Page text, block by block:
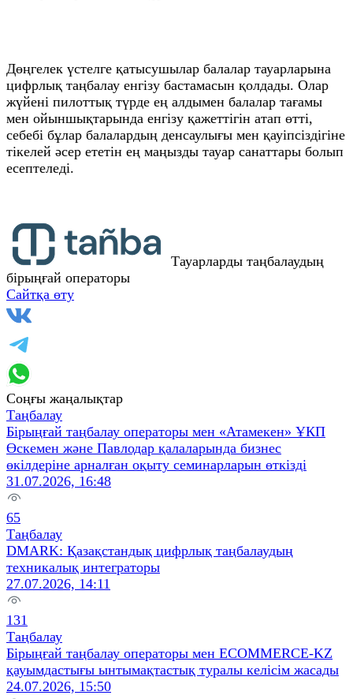
Дөңгелек үстелге қатысушылар балалар тауарларына
цифрлық таңбалау енгізу бастамасын қолдады. Олар
жүйені пилоттық түрде ең алдымен балалар тағамы
мен ойыншықтарында енгізу қажеттігін атап өтті,
себебі бұлар балалардың денсаулығы мен қауіпсіздігіне
тікелей әсер ететін ең маңызды тауар санаттары болып
есептеледі.
Тауарларды таңбалаудың
бірыңғай операторы
Сайтқа өту
Соңғы жаңалықтар
Таңбалау
Бірыңғай таңбалау операторы мен «Атамекен» ҰКП
Өскемен және Павлодар қалаларында бизнес
өкілдеріне арналған оқыту семинарларын өткізді
31.07.2026, 16:48
65
Таңбалау
DMARK: Қазақстандық цифрлық таңбалаудың
техникалық интеграторы
27.07.2026, 14:11
131
Таңбалау
Бірыңғай таңбалау операторы мен ECOMMERCE-KZ
қауымдастығы ынтымақтастық туралы келісім жасады
24.07.2026, 15:50